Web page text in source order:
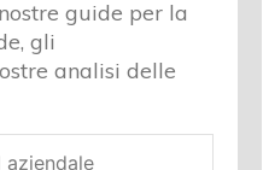
guide per la
gli
analisi delle